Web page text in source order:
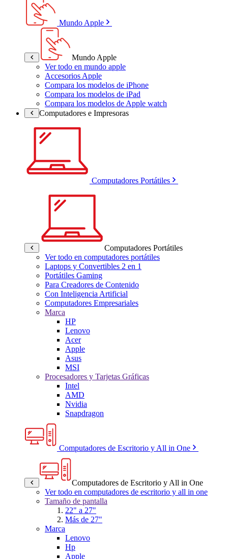
Mundo Apple
Mundo Apple
Ver todo en mundo apple
Accesorios Apple
Compara los modelos de iPhone
Compara los modelos de iPad
Compara los modelos de Apple watch
Computadores e Impresoras
Computadores Portátiles
Computadores Portátiles
Ver todo en computadores portátiles
Laptops y Convertibles 2 en 1
Portátiles Gaming
Para Creadores de Contenido
Con Inteligencia Artificial
Computadores Empresariales
Marca
HP
Lenovo
Acer
Apple
Asus
MSI
Procesadores y Tarjetas Gráficas
Intel
AMD
Nvidia
Snapdragon
Computadores de Escritorio y All in One
Computadores de Escritorio y All in One
Ver todo en computadores de escritorio y all in one
Tamaño de pantalla
22" a 27"
Más de 27"
Marca
Lenovo
Hp
Apple